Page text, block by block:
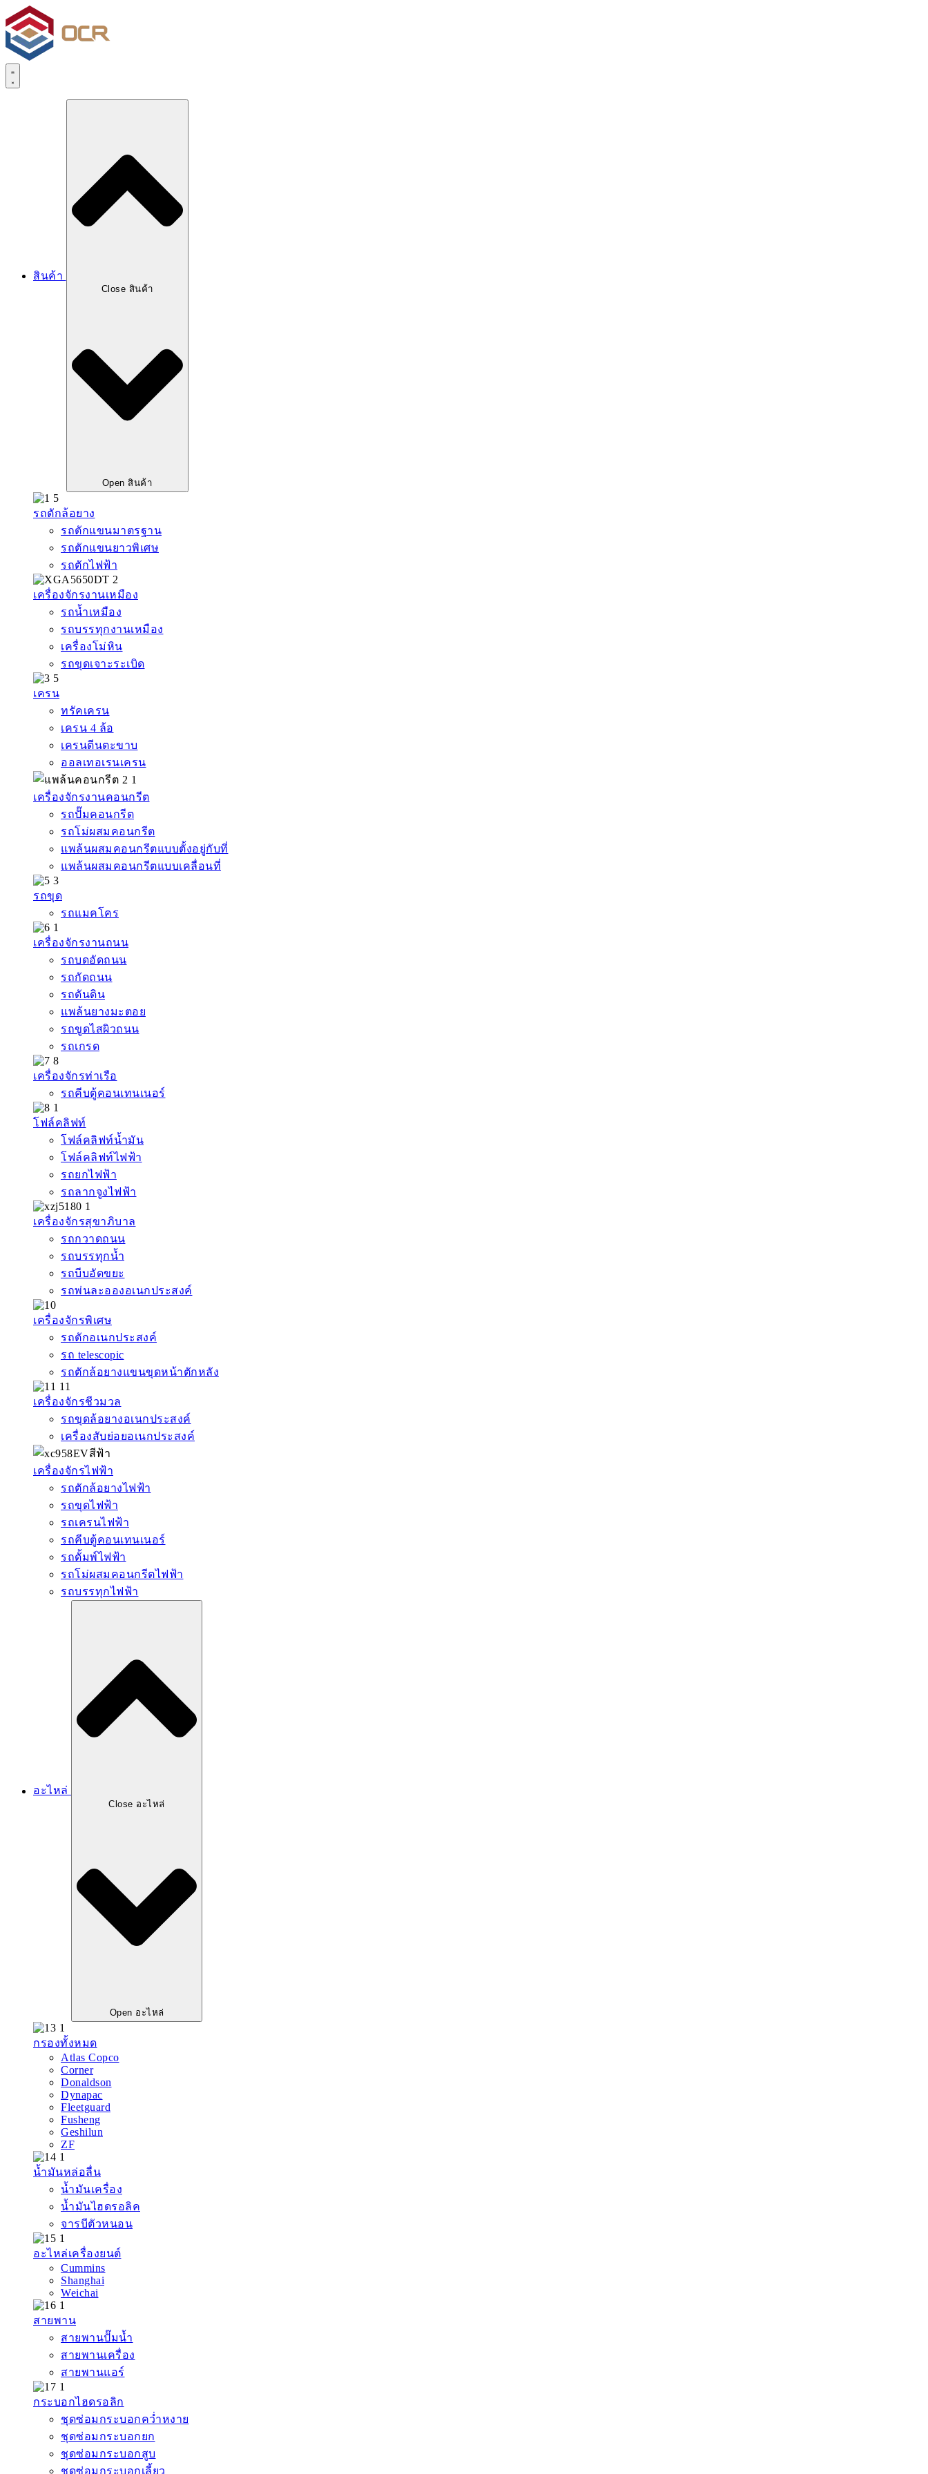
Skip
to
content
สินค้า
Close สินค้า
Open สินค้า
รถตักล้อยาง
รถตักแขนมาตรฐาน
รถตักแขนยาวพิเศษ
รถตักไฟฟ้า
เครื่องจักรงานเหมือง
รถน้ำเหมือง
รถบรรทุกงานเหมือง
เครื่องโม่หิน
รถขุดเจาะระเบิด
เครน
ทรัคเครน
เครน 4 ล้อ
เครนตีนตะขาบ
ออลเทอเรนเครน
เครื่องจักรงานคอนกรีต
รถปั๊มคอนกรีต
รถโม่ผสมคอนกรีต
แพล้นผสมคอนกรีตแบบตั้งอยู่กับที่
แพล้นผสมคอนกรีตแบบเคลื่อนที่
รถขุด
รถแมคโคร
เครื่องจักรงานถนน
รถบดอัดถนน
รถกัดถนน
รถดันดิน
แพล้นยางมะตอย
รถขูดไสผิวถนน
รถเกรด
เครื่องจักรท่าเรือ
รถคีบตู้คอนเทนเนอร์
โฟล์คลิฟท์
โฟล์คลิฟท์น้ำมัน
โฟล์คลิฟท์ไฟฟ้า
รถยกไฟฟ้า
รถลากจูงไฟฟ้า
เครื่องจักรสุขาภิบาล
รถกวาดถนน
รถบรรทุกน้ำ
รถบีบอัดขยะ
รถพ่นละอองอเนกประสงค์
เครื่องจักรพิเศษ
รถตักอเนกประสงค์
รถ telescopic
รถตักล้อยางแขนขุดหน้าตักหลัง
เครื่องจักรชีวมวล
รถขุดล้อยางอเนกประสงค์
เครื่องสับย่อยอเนกประสงค์
เครื่องจักรไฟฟ้า
รถตักล้อยางไฟฟ้า
รถขุดไฟฟ้า
รถเครนไฟฟ้า
รถคีบตู้คอนเทนเนอร์
รถดั้มพ์ไฟฟ้า
รถโม่ผสมคอนกรีตไฟฟ้า
รถบรรทุกไฟฟ้า
อะไหล่
Close อะไหล่
Open อะไหล่
กรองทั้งหมด
Atlas Copco
Corner
Donaldson
Dynapac
Fleetguard
Fusheng
Geshilun
ZF
น้ำมันหล่อลื่น
น้ำมันเครื่อง
น้ำมันไฮดรอลิค
จารบีตัวหนอน
อะไหล่เครื่องยนต์
Cummins
Shanghai
Weichai
สายพาน
สายพานปั๊มน้ำ
สายพานเครื่อง
สายพานแอร์
กระบอกไฮดรอลิก
ชุดซ่อมกระบอกคว่ำหงาย
ชุดซ่อมกระบอกยก
ชุดซ่อมกระบอกสูบ
ชุดซ่อมกระบอกเลี้ยว